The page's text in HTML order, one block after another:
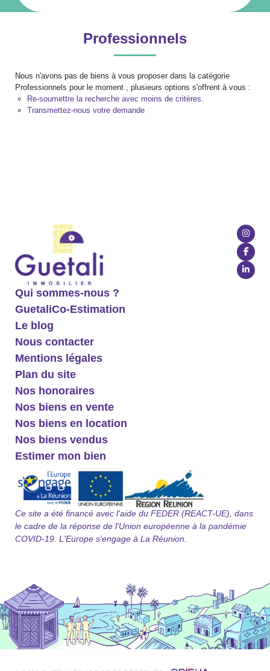
Professionnels
Nous n'avons pas de biens à vous proposer dans la catégorie
Professionnels pour le moment , plusieurs options s'offrent à vous :
Re-soumettre la recherche avec moins de critères.
Transmettez-nous votre demande
Qui sommes-nous ?
GuetaliCo-Estimation
Le blog
Nous contacter
Mentions légales
Plan du site
Nos honoraires
Nos biens en vente
Nos biens en location
Nos biens vendus
Estimer mon bien
Ce site a été financé avec l'aide du FEDER (REACT-UE), dans
le cadre de la réponse de l'Union européenne à la pandémie
COVID-19. L'Europe s'engage à La Réunion.